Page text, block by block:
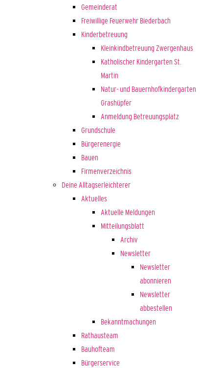
Gemeinderat
Freiwillige Feuerwehr Biederbach
Kinderbetreuung
Kleinkindbetreuung Zwergenhaus
Katholischer Kindergarten St.
Martin
Natur- und Bauernhofkindergarten
Grashüpfer
Anmeldung Betreuungsplatz
Grundschule
Bürgerenergie
Bauen
Firmenverzeichnis
Deine Alltagserleichterer
Aktuelles
Aktuelle Meldungen
Mitteilungsblatt
Archiv
Newsletter
Newsletter
abonnieren
Newsletter
abbestellen
Bekanntmachungen
Rathausteam
Bauhofteam
Bürgerservice